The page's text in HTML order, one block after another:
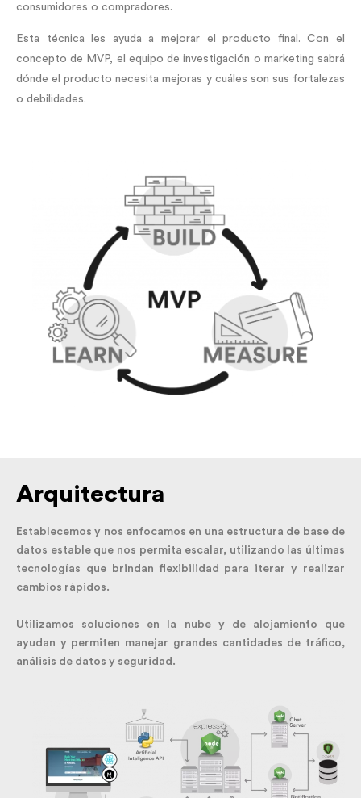
consumidores o compradores.
Esta técnica les ayuda a mejorar el producto final. Con el
concepto de MVP, el equipo de investigación o marketing sabrá
dónde el producto necesita mejoras y cuáles son sus fortalezas
o debilidades.
Arquitectura
Establecemos y nos enfocamos en una estructura de base de
datos estable que nos permita escalar, utilizando las últimas
tecnologías que brindan flexibilidad para iterar y realizar
cambios rápidos.
Utilizamos soluciones en la nube y de alojamiento que
ayudan y permiten manejar grandes cantidades de tráfico,
análisis de datos y seguridad.